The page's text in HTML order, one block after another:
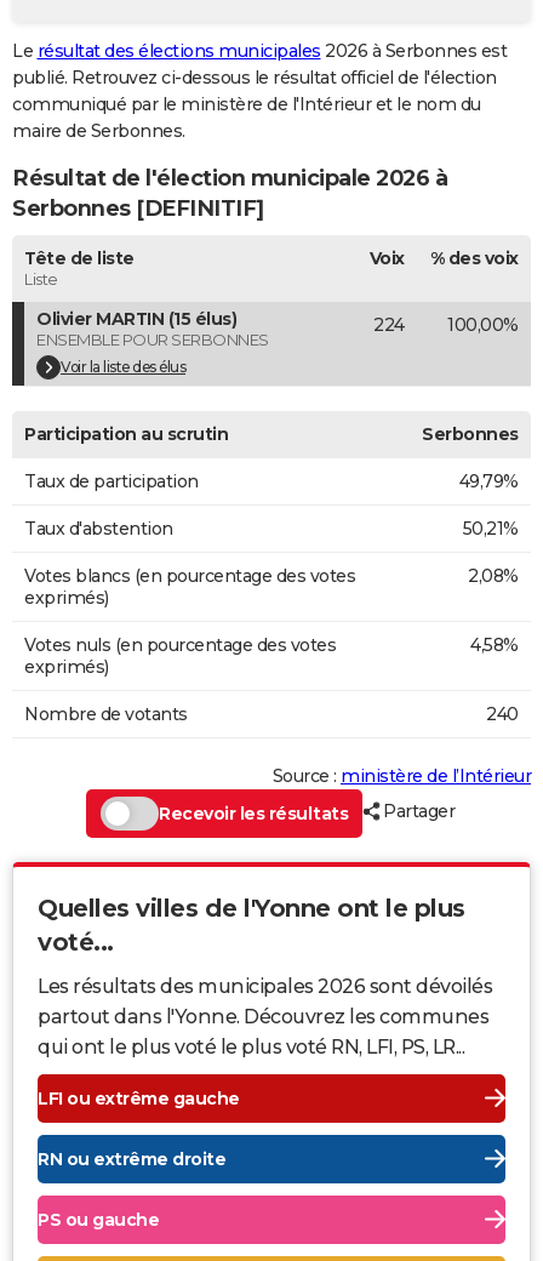
GUIDES D'ACHAT
BONS PLANS
CARTE DE VOEUX
Carte de Noël
Carte Bonne année
Carte Saint-Valentin
Carte Pâques
Carte d'anniversaire
Dictionnaire
Biographies
Citations
Expressions
Proverbes
PROGRAMME TV
COPAINS D'AVANT
S'inscrire
Se connecter
Lycées
Collèges
Primaires
Universités
Entreprises
Service militaire
Avis de recherche
AVIS DE DÉCÈS
FORUM
Le résultat des élections municipales 2026 à Serbonnes est
publié. Retrouvez ci-dessous le résultat officiel de l'élection
communiqué par le ministère de l'Intérieur et le nom du
maire de Serbonnes.
Résultat de l'élection municipale 2026 à
Serbonnes [DEFINITIF]
Tête de liste
Liste
Voix % des voix
Olivier MARTIN (15 élus)
ENSEMBLE POUR SERBONNES
Voir la liste des élus
224 100,00%
Participation au scrutin Serbonnes
Taux de participation 49,79%
Taux d'abstention 50,21%
Votes blancs (en pourcentage des votes
exprimés)
2,08%
Votes nuls (en pourcentage des votes
exprimés)
4,58%
Nombre de votants 240
Source : ministère de l’Intérieur
Recevoir les résultats
Partager
Quelles villes de l'Yonne ont le plus
voté...
Les résultats des municipales 2026 sont dévoilés
partout dans l'Yonne. Découvrez les communes
qui ont le plus voté le plus voté RN, LFI, PS, LR...
LFI ou extrême gauche
RN ou extrême droite
PS ou gauche